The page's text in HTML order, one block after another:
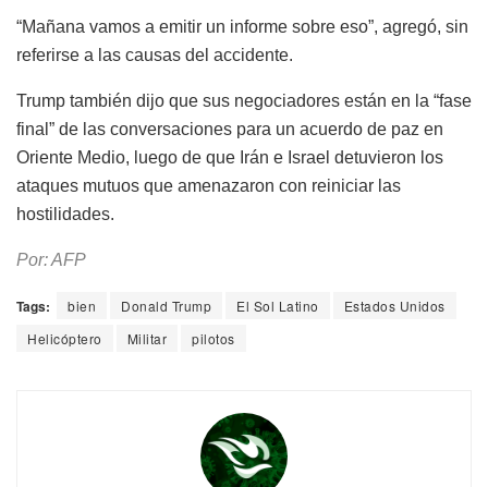
“Mañana vamos a emitir un informe sobre eso”, agregó, sin
referirse a las causas del accidente.
Trump también dijo que sus negociadores están en la “fase
final” de las conversaciones para un acuerdo de paz en
Oriente Medio, luego de que Irán e Israel detuvieron los
ataques mutuos que amenazaron con reiniciar las
hostilidades.
Por: AFP
Tags: bien Donald Trump El Sol Latino
Estados Unidos
Helicóptero
Militar pilotos